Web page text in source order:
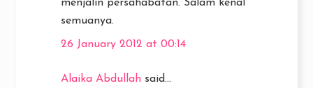
menjalin persahabatan. Salam kenal
semuanya.
26 January 2012 at 00:14
Alaika Abdullah said...